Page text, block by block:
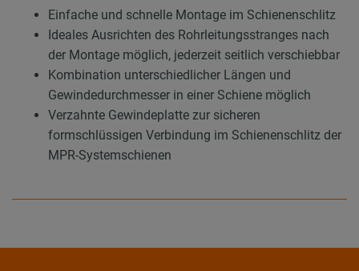
Einfache und schnelle Montage im Schienenschlitz
Ideales Ausrichten des Rohrleitungsstranges nach
der Montage möglich, jederzeit seitlich verschiebbar
Kombination unterschiedlicher Längen und
Gewindedurchmesser in einer Schiene möglich
Verzahnte Gewindeplatte zur sicheren
formschlüssigen Verbindung im Schienenschlitz der
MPR-Systemschienen